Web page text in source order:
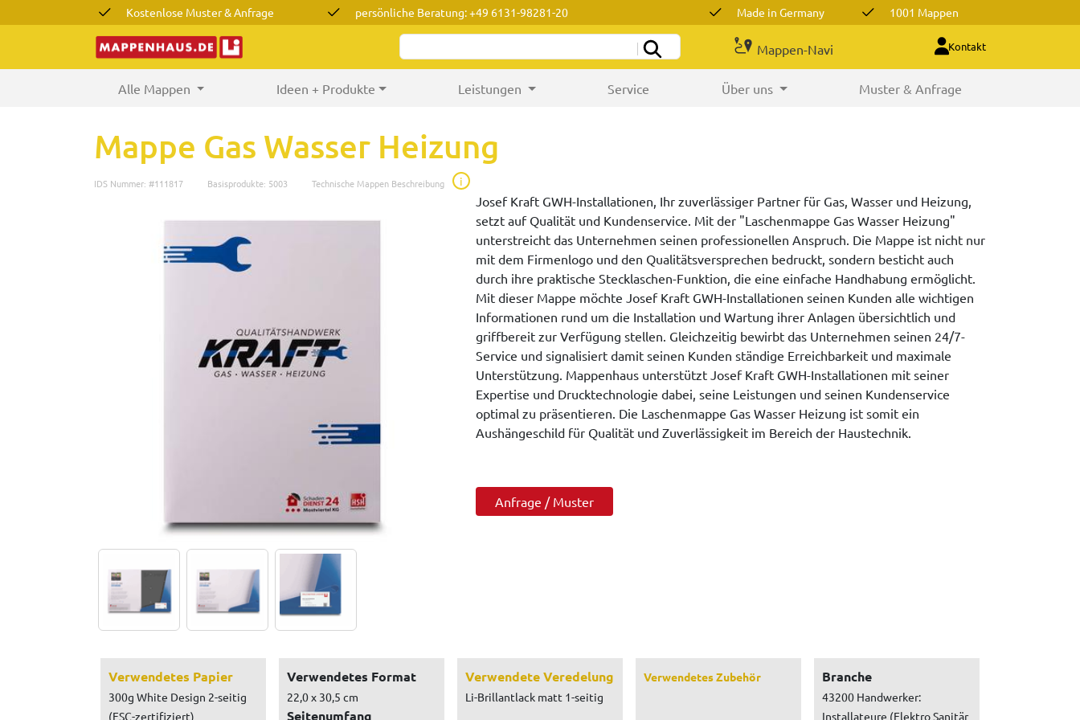
Kostenlose Muster & Anfrage persönliche Beratung: +49 6131-98281-20 Made in Germany 1001 Mappen
Mappen-Navi Kontakt
Alle Mappen (current) Ideen + Produkte Leistungen Service Über uns Muster & Anfrage
Mappe Gas Wasser Heizung
IDS Nummer: #111817 Basisprodukte: 5003 Technische Mappen Beschreibung i
Josef Kraft GWH-Installationen, Ihr zuverlässiger Partner für Gas, Wasser und Heizung,
setzt auf Qualität und Kundenservice. Mit der "Laschenmappe Gas Wasser Heizung"
unterstreicht das Unternehmen seinen professionellen Anspruch. Die Mappe ist nicht nur
mit dem Firmenlogo und den Qualitätsversprechen bedruckt, sondern besticht auch
durch ihre praktische Stecklaschen-Funktion, die eine einfache Handhabung ermöglicht.
Mit dieser Mappe möchte Josef Kraft GWH-Installationen seinen Kunden alle wichtigen
Informationen rund um die Installation und Wartung ihrer Anlagen übersichtlich und
griffbereit zur Verfügung stellen. Gleichzeitig bewirbt das Unternehmen seinen 24/7-
Service und signalisiert damit seinen Kunden ständige Erreichbarkeit und maximale
Unterstützung. Mappenhaus unterstützt Josef Kraft GWH-Installationen mit seiner
Expertise und Drucktechnologie dabei, seine Leistungen und seinen Kundenservice
optimal zu präsentieren. Die Laschenmappe Gas Wasser Heizung ist somit ein
Aushängeschild für Qualität und Zuverlässigkeit im Bereich der Haustechnik.
Anfrage / Muster
Verwendetes Papier
300g White Design 2-seitig
(FSC-zertifiziert)
Verwendetes Format
22,0 x 30,5 cm
Seitenumfang
Verwendete Veredelung
Li-Brillantlack matt 1-seitig
Verwendetes Zubehör Branche
43200 Handwerker:
Installateure (Elektro Sanitär